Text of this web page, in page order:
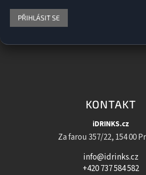
PŘIHLÁSIT SE
KONTAKT
iDRINKS.cz
Za farou 357/22, 154 00
info@idrinks.cz
+420 737 584 582